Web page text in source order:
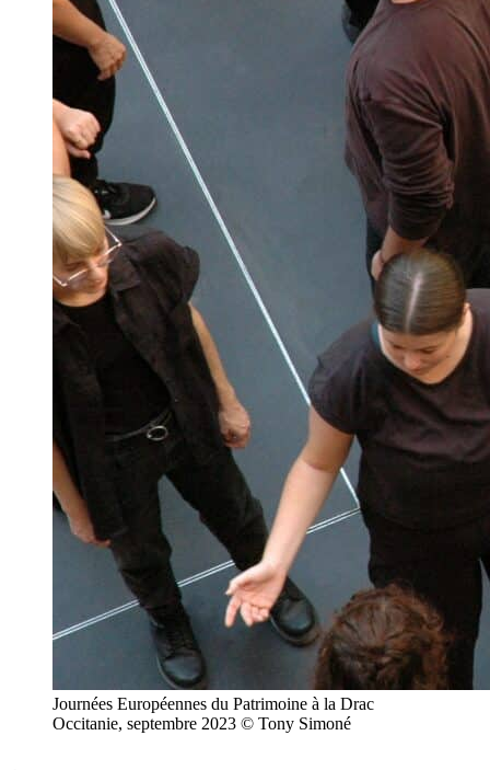
Journées Européennes du Patrimoine à la Drac
Occitanie, septembre 2023 © Tony Simoné